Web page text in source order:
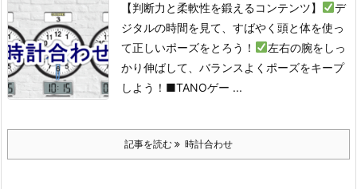
【判断力と柔軟性を鍛えるコンテンツ】
デ
ジタルの時間を見て、すばやく頭と体を使っ
て正しいポーズをとろう！
左右の腕をしっ
かり伸ばして、バランスよくポーズをキープ
しよう！ ■TANOゲー ...
記事を読む 時計合わせ